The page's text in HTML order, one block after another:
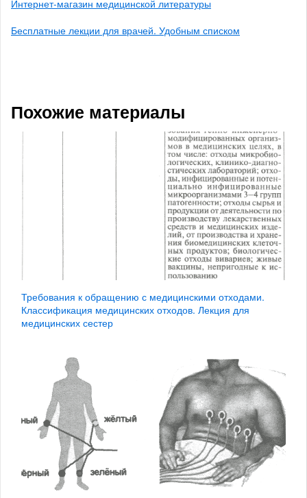
Интернет-магазин медицинской литературы
Бесплатные лекции для врачей. Удобным списком
Похожие материалы
Требования к обращению с медицинскими отходами.
Классификация медицинских отходов. Лекция для
медицинских сестер